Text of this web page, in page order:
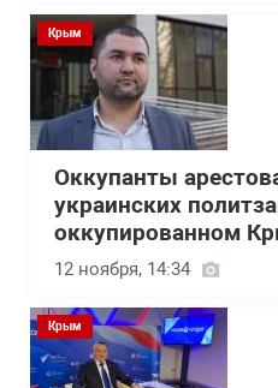
Крым
Оккупанты
украинских
оккупированном
12 ноября, 14:34
Крым